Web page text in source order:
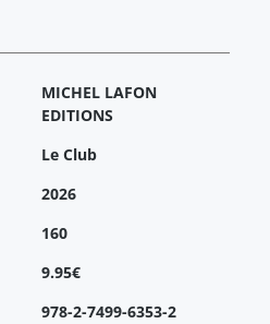
MICHEL LAFON
EDITIONS
Le Club
2026
160
9.95€
978-2-7499-6353-2